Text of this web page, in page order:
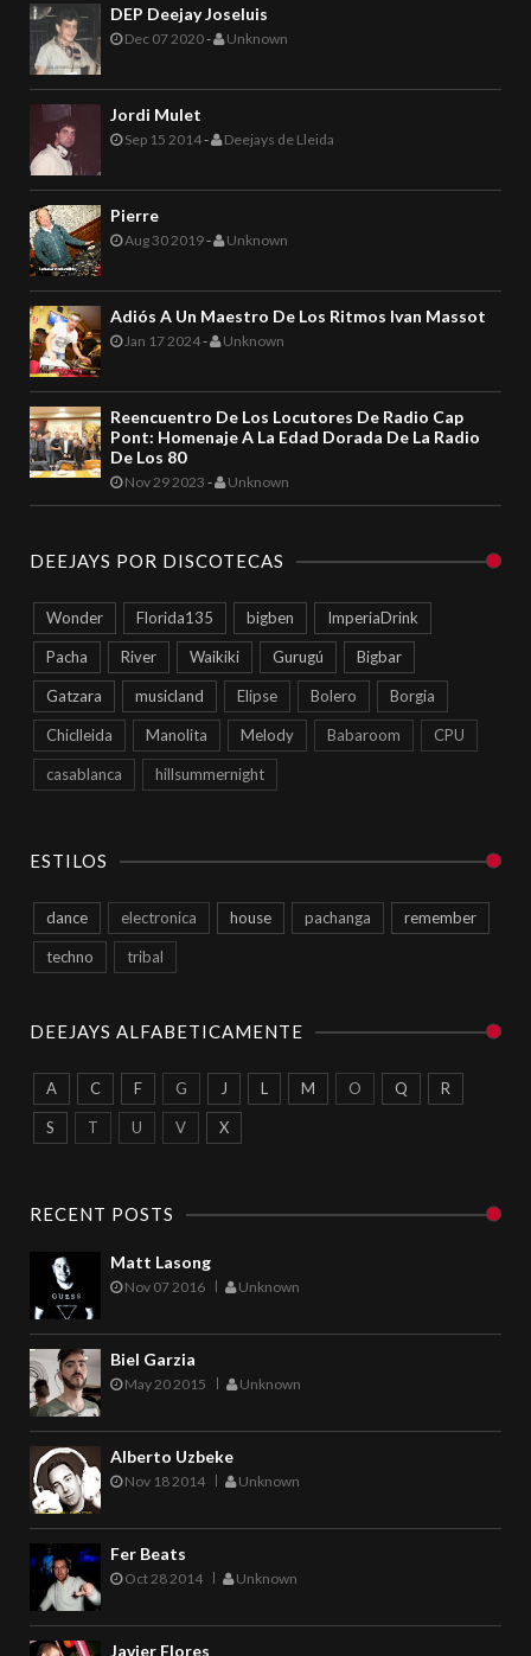
DEP Deejay Joseluis
Dec 07 2020- Unknown
Jordi Mulet
Sep 15 2014- Deejays de Lleida
Pierre
Aug 30 2019- Unknown
Adiós A Un Maestro De Los Ritmos Ivan Massot
Jan 17 2024- Unknown
Reencuentro De Los Locutores De Radio Cap
Pont: Homenaje A La Edad Dorada De La Radio
De Los 80
Nov 29 2023 - Unknown
DEEJAYS POR DISCOTECAS
Wonder Florida135 bigben ImperiaDrink
Pacha River Waikiki Gurugú Bigbar
Gatzara musicland Elipse Bolero Borgia
Chiclleida Manolita Melody Babaroom CPU
casablanca hillsummernight
ESTILOS
dance electronica house pachanga remember
techno tribal
DEEJAYS ALFABETICAMENTE
A C F G J L M O Q R
S T U V X
RECENT POSTS
Matt Lasong
Nov 07 2016 Unknown
Biel Garzia
May 20 2015 Unknown
Alberto Uzbeke
Nov 18 2014 Unknown
Fer Beats
Oct 28 2014 Unknown
Javier Flores